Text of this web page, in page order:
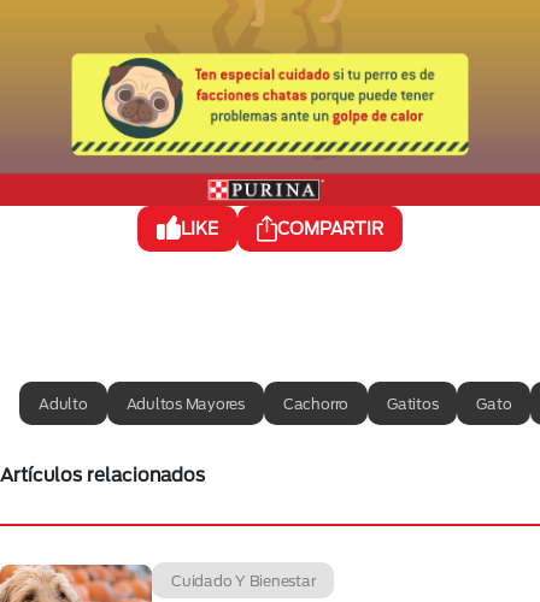
LIKE COMPARTIR
Adulto Adultos Mayores Cachorro Gatitos Gato
Artículos relacionados
Cuidado Y Bienestar